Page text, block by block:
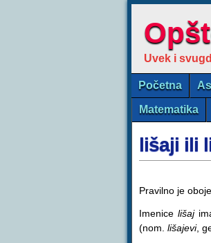
Uvek i
Početna
Matematika
lišaji ili
Pravilno je oboje.
Imenice lišaj
(nom. lišajevi,